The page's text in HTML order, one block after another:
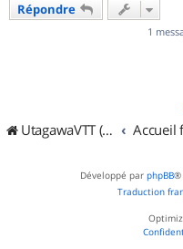
Répondre
1
UtagawaVTT (Randos VTT et VTTAE avec traces GPS) Accueil
Développé par phpBB®
Traduction